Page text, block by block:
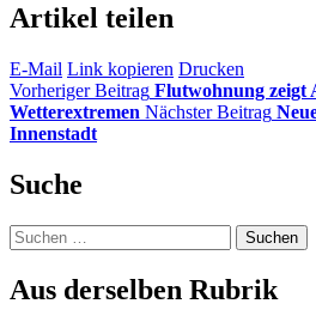
Artikel teilen
E-Mail Link kopieren Drucken
Vorheriger Beitrag Flutwohnung zeigt
Wetterextremen Nächster Beitrag
Innenstadt
Suche
Suchen
nach:
Aus derselben Rubrik